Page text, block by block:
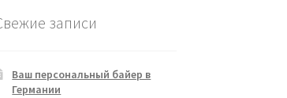
записи
Ваш персональный байер в
Германии